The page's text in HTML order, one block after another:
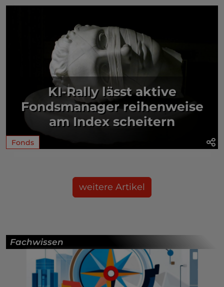
KI-Rally lässt aktive
Fondsmanager reihenweise
am Index scheitern
Fonds
weitere Artikel
Fachwissen